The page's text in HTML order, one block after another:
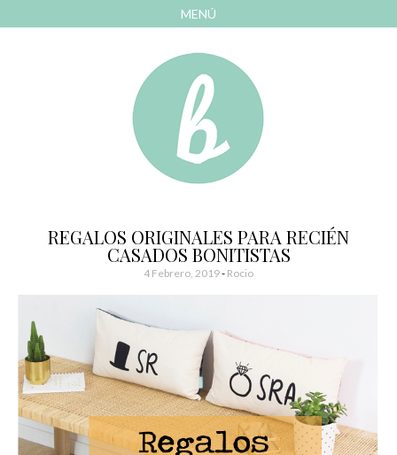
MENÚ
Bonitismos
REGALOS ORIGINALES PARA RECIÉN
CASADOS BONITISTAS
4 Febrero, 2019- Rocio